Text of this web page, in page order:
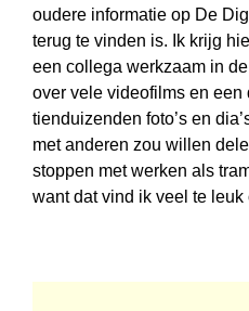
oudere informatie op De
terug te vinden is. Ik krijg
een collega werkzaam in
over vele videofilms en een
tienduizenden foto’s en
met anderen zou willen
stoppen met werken als
want dat vind ik veel te leuk